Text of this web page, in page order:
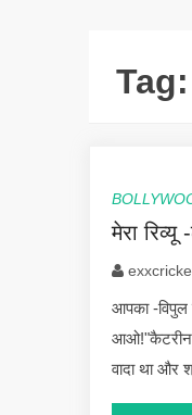
मेरा रिव्यू
आपका -विपुल
आओ!"कैटरीना
वादा था और